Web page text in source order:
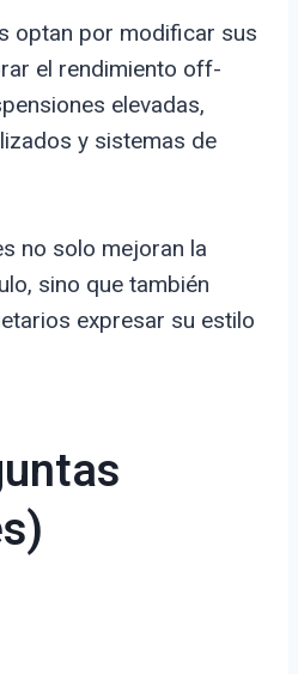
optan por modificar sus
el rendimiento off-
elevadas,
y sistemas de
no solo mejoran la
sino que también
expresar su estilo